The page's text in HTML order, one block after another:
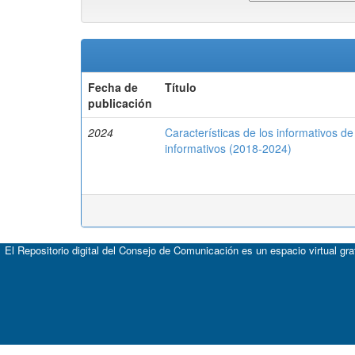
Fecha de
publicación
Título
2024
Características de los informativos
informativos (2018-2024)
El Repositorio digital del Consejo de Comunicación es un espacio virtual